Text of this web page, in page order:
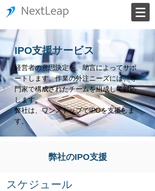
IPO支援サービス
経営者の意思決定を、助言によってサポ
ートします。作業の外注ニーズには、専
門家で構成されたチームを組成して対応
します。
弊社は、ワンストップでIPOを支援しま
す。
弊社のIPO支援
スケジュール